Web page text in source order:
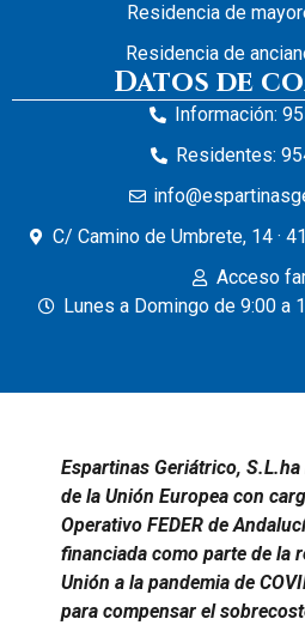
Residencia de
Residencia de
Datos de
Información:
Residentes:
C/ Camino de Umbrete, 14 ·
Acceso
Lunes a Domingo de 9:00 a
Espartinas Geriátrico,
de la Unión Europea con
Operativo FEDER de
financiada como parte de la
Unión a la pandemia de
para compensar el